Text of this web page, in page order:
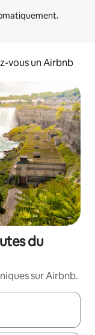
vous un Airbnb
du
sur Airbnb.
les en utilisant